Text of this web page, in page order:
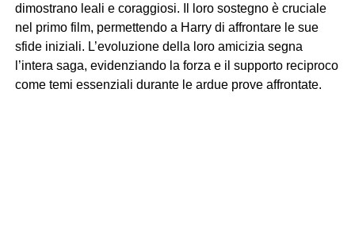
dimostrano leali e coraggiosi. Il loro sostegno è cruciale
nel primo film, permettendo a Harry di affrontare le sue
sfide iniziali. L’evoluzione della loro amicizia segna
l’intera saga, evidenziando la forza e il supporto reciproco
come temi essenziali durante le ardue prove affrontate.